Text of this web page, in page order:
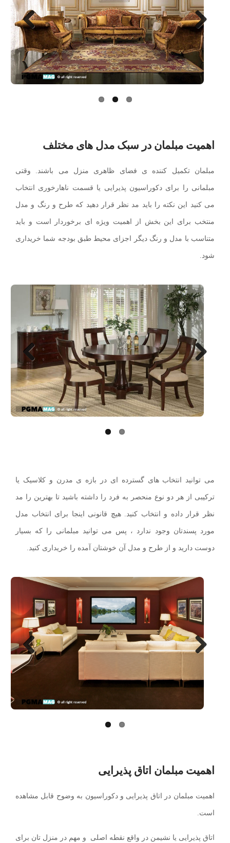
Previo
us
Next
اهمیت مبلمان در سبک مدل های مختلف
مبلمان تکمیل کننده ی فضای ظاهری منزل می باشند. وقتی
مبلمانی را برای دکوراسیون پذیرایی یا قسمت ناهارخوری انتخاب
می کنید این نکته را باید مد نظر قرار دهید که طرح و رنگ و مدل
منتخب برای این بخش از اهمیت ویژه ای برخوردار است و باید
متناسب با مدل و رنگ دیگر اجزای محیط طبق بودجه شما خریداری
شود.
Previo
us
Next
می توانید انتخاب های گسترده ای در بازه ی مدرن و کلاسیک یا
ترکیبی از هر دو نوع منحصر به فرد را داشته باشید تا بهترین را مد
نظر قرار داده و انتخاب کنید. هیچ قانونی اینجا برای انتخاب مدل
مورد پسندتان وجود ندارد ، پس می توانید مبلمانی را که بسیار
دوست دارید و از طرح و مدل آن خوشتان آمده را خریداری کنید.
Next
اهمیت مبلمان اتاق پذیرایی
اهمیت مبلمان در اتاق پذیرایی و دکوراسیون به وضوح قابل مشاهده
است.
اتاق پذیرایی یا نشیمن در واقع نقطه اصلی و مهم در منزل تان برای